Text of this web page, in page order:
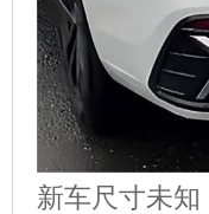
新车尺寸未